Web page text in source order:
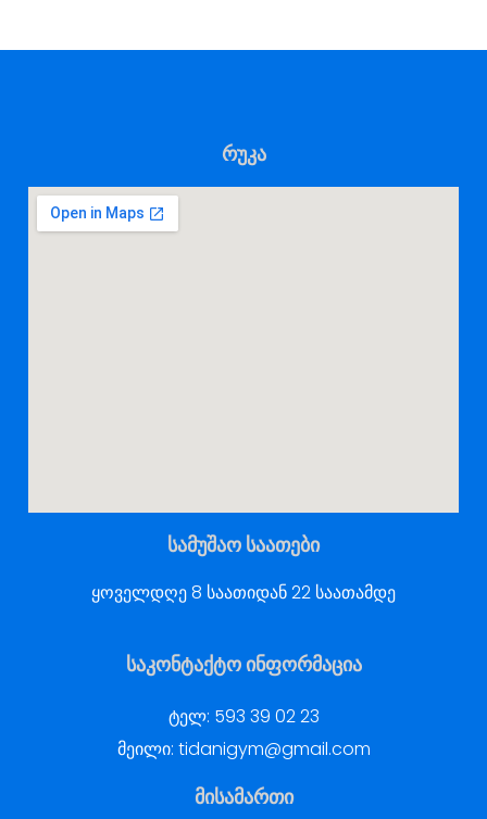
რუკა
სამუშაო საათები
ყოველდღე 8 საათიდან 22 საათამდე
საკონტაქტო ინფორმაცია
ტელ: 593 39 02 23
მეილი: tidanigym@gmail.com
მისამართი